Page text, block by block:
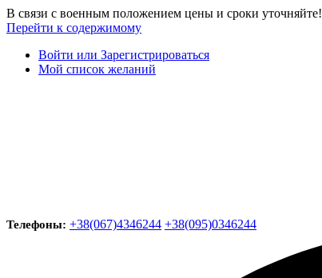
В связи с военным положением цены и сроки уточняйте!
Перейти к содержимому
Войти или Зарегистрироваться
Мой список желаний
Телефоны: +38(067)4346244 +38(095)0346244